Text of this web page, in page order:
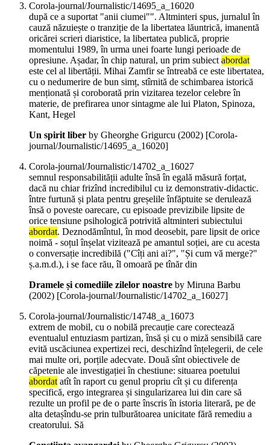
Corola-journal/Journalistic/14695_a_16020
după ce a suportat "anii ciumei"". Altminteri spus, jurnalul în
cauză năzuiește o tranziție de la libertatea lăuntrică, imanentă
oricărei scrieri diaristice, la libertatea publică, proprie
momentului 1989, în urma unei foarte lungi perioade de
opresiune. Așadar, în chip natural, un prim subiectabordat
este cel al libertății. Mihai Zamfir se întreabă ce este libertatea,
cu o nedumerire de bun simț, stîrnită de schimbarea istorică
menționată și coroborată prin vizitarea tezelor celebre în
materie, de prefirarea unor sintagme ale lui Platon, Spinoza,
Kant, Hegel
Un spirit liber by Gheorghe Grigurcu (2002) [Corola-
journal/Journalistic/14695_a_16020]
Corola-journal/Journalistic/14702_a_16027
semnul responsabilității adulte însă în egală măsură forțat,
dacă nu chiar frizînd incredibilul cu iz demonstrativ-didactic.
între furtună și plata pentru greșelile înfăptuite se derulează
însă o poveste oarecare, cu episoade previzibile lipsite de
orice tensiune psihologică potrivită altminteri subiectului
abordat. Deznodămîntul, în mod deosebit, pare lipsit de orice
noimă - soțul înșelat vizitează pe amantul soției, are cu acesta
o conversație incredibilă ("Cîți ani ai?", "Și cum vă merge?"
ș.a.m.d.), i se face rău, îl omoară pe tînăr din
Dramele și comediile zilelor noastre by Miruna Barbu
(2002) [Corola-journal/Journalistic/14702_a_16027]
Corola-journal/Journalistic/14748_a_16073
extrem de mobil, cu o nobilă precauție care corectează
eventualul entuziasm partizan, însă și cu o miză sensibilă care
evită uscăciunea expertizei reci, deschizînd înțelegerii, de cele
mai multe ori, porțile adecvate. Două sînt obiectivele de
căpetenie ale investigației în chestiune: situarea poetului
abordatatît în raport cu genul propriu cît și cu diferența
specifică, ergo integrarea și singularizarea lui din care să
rezulte un profil pe de o parte înscris în istoria literară, pe de
alta detașîndu-se prin tulburătoarea unicitate fără remediu a
creatorului. Să